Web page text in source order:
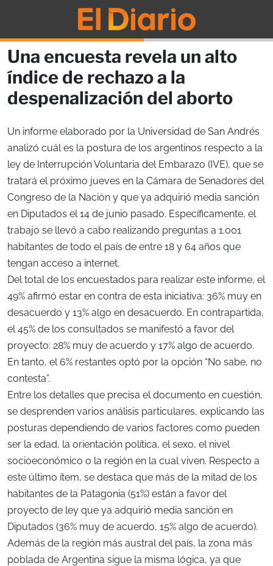
Una encuesta revela un alto
índice de rechazo a la
despenalización del aborto
Un informe elaborado por la Universidad de San Andrés
analizó cuál es la postura de los argentinos respecto a la
ley de Interrupción Voluntaria del Embarazo (IVE), que se
tratará el próximo jueves en la Cámara de Senadores del
Congreso de la Nación y que ya adquirió media sanción
en Diputados el 14 de junio pasado. Específicamente, el
trabajo se llevó a cabo realizando preguntas a 1.001
habitantes de todo el país de entre 18 y 64 años que
tengan acceso a internet.
Del total de los encuestados para realizar este informe, el
49% afirmó estar en contra de esta iniciativa: 36% muy en
desacuerdo y 13% algo en desacuerdo. En contrapartida,
el 45% de los consultados se manifestó a favor del
proyecto: 28% muy de acuerdo y 17% algo de acuerdo.
En tanto, el 6% restantes optó por la opción “No sabe, no
contesta”.
Entre los detalles que precisa el documento en cuestión,
se desprenden varios análisis particulares, explicando las
posturas dependiendo de varios factores como pueden
ser la edad, la orientación política, el sexo, el nivel
socioeconómico o la región en la cual viven. Respecto a
este último ítem, se destaca que más de la mitad de los
habitantes de la Patagonia (51%) están a favor del
proyecto de ley que ya adquirió media sanción en
Diputados (36% muy de acuerdo, 15% algo de acuerdo).
Además de la región más austral del país, la zona más
poblada de Argentina sigue la misma lógica, ya que